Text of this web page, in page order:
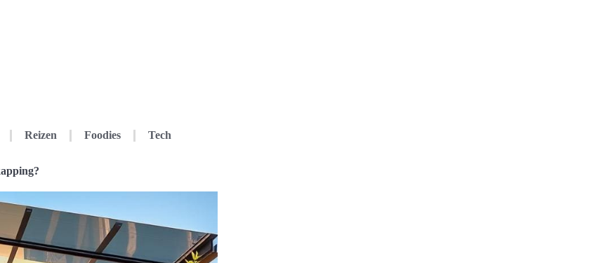
Reizen Foodies Tech